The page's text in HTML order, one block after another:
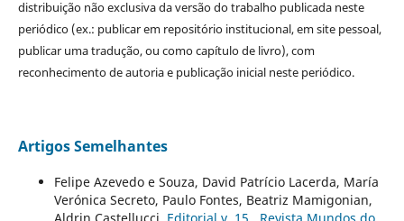
distribuição não exclusiva da versão do trabalho publicada neste
periódico (ex.: publicar em repositório institucional, em site pessoal,
publicar uma tradução, ou como capítulo de livro), com
reconhecimento de autoria e publicação inicial neste periódico.
Artigos Semelhantes
Felipe Azevedo e Souza, David Patrício Lacerda, María
Verónica Secreto, Paulo Fontes, Beatriz Mamigonian,